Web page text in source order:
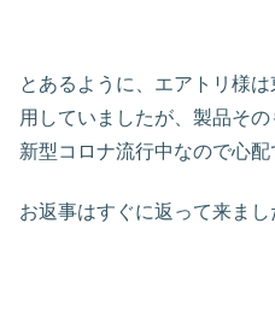
とあるように、エアトリ様
用していましたが、製品そ
新型コロナ流行中なので心配
お返事はすぐに返って来まし